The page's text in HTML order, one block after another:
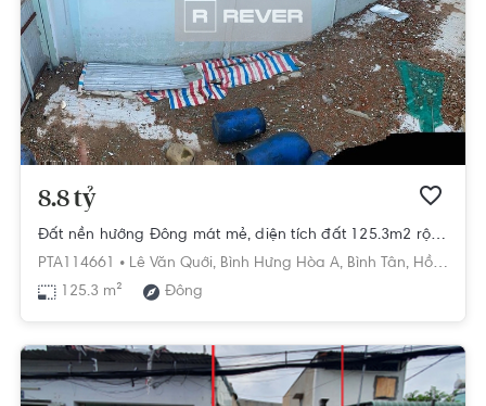
8.8 tỷ
Đất nền hướng Đông mát mẻ, diện tích đất 125.3m2 rộng thoáng.
PTA114661 • Lê Văn Quới, Bình Hưng Hòa A, Bình Tân, Hồ Chí Minh
125.3 m²
Đông